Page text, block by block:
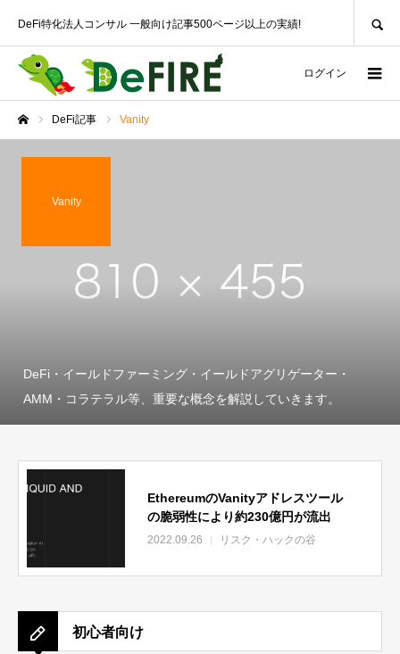
DeFi特化法人コンサル 一般向け記事500ページ以上の実績!
ログイン
DeFi記事 Vanity
Vanity
DeFi・イールドファーミング・イールドアグリゲーター・
AMM・コラテラル等、重要な概念を解説していきます。
EthereumのVanityアドレスツール
の脆弱性により約230億円が流出
2022.09.26 リスク・ハックの谷
初心者向け